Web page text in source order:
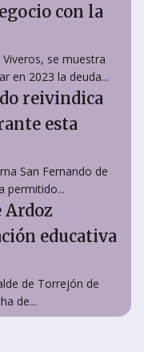
con la
se muestra
en 2023 la deuda...
reivindica
esta
San Fernando de
permitido...
Ardoz
educativa
de Torrejón de
de...